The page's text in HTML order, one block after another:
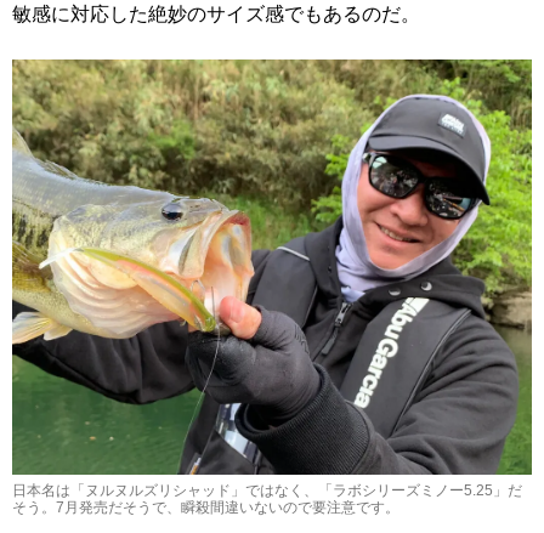
敏感に対応した絶妙のサイズ感でもあるのだ。
日本名は「ヌルヌルズリシャッド」ではなく、「ラボシリーズミノー5.25」だ
そう。7月発売だそうで、瞬殺間違いないので要注意です。